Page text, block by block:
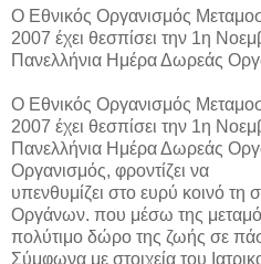
O Εθνικός Οργανισμός
2007 έχει θεσπίσει την 1η
Πανελλήνια Ημέρα Δωρεάς
O Εθνικός Οργανισμός
2007 έχει θεσπίσει την 1η
Πανελλήνια Ημέρα Δωρεάς
Οργανισμός, φροντίζει να
υπενθυμίζει στο ευρύ κοινό τη
Οργάνων. που μέσω της
πολύτιμο δώρο της ζωής σε
Σύμφωνα με στοιχεία του